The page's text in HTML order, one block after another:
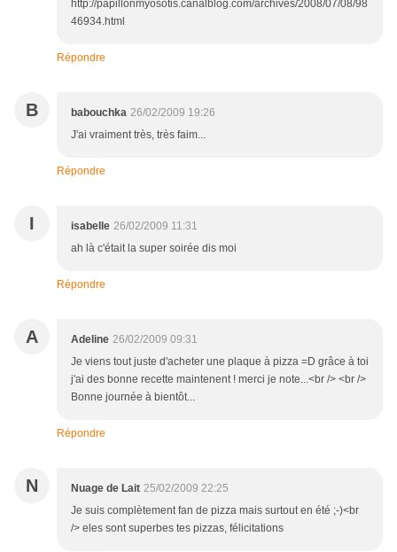
http://papillonmyosotis.canalblog.com/archives/2008/07/08/98
46934.html
Répondre
B babouchka 26/02/2009 19:26
J'ai vraiment très, très faim...
Répondre
I isabelle 26/02/2009 11:31
ah là c'était la super soirée dis moi
Répondre
A Adeline 26/02/2009 09:31
Je viens tout juste d'acheter une plaque à pizza =D grâce à toi
j'ai des bonne recette maintenent ! merci je note...<br /> <br />
Bonne journée à bientôt...
Répondre
N Nuage de Lait 25/02/2009 22:25
Je suis complètement fan de pizza mais surtout en été ;-)<br
/> eles sont superbes tes pizzas, félicitations